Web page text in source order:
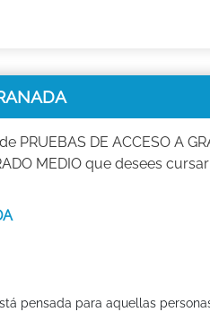
DE ACCESO A
MEDIO que desees
pensada para aquellas